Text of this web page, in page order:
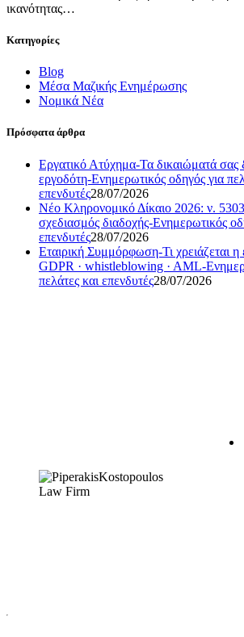
ικανότητας…
Κατηγορίες
Blog
Μέσα Μαζικής Ενημέρωσης
Νομικά Νέα
Πρόσφατα άρθρα
Εργατικό Ατύχημα-Τα δικαιώματά σας
εργοδότη-Ενημερωτικός οδηγός για
επενδυτές28/07/2026
Νέο Κληρονομικό Δίκαιο 2026: ν.
σχεδιασμός διαδοχής-Ενημερωτικός
επενδυτές28/07/2026
Εταιρική Συμμόρφωση-Τι χρειάζεται η
GDPR · whistleblowing · AML-
πελάτες και επενδυτές28/07/2026